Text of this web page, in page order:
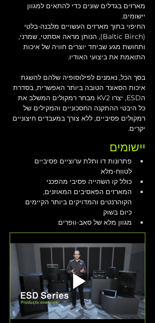
מארזים בגדלים שונים כדי להתאים למגוון
יישומים.
החיפוי בתוך מארזים העשויים מלבנה-בלטי
(Baltic Birch), הנותן מראה אסתטי, שמרני,
ותחושת מגע שביחד יוצרים חוויה של איכות
התואמת את ביצועי האודיו.
בסך הכל, נאמנים לפילוסופיה שלהם להשגת
איכות הסאונד הטובה ביותר האפשרית, בסדרת
הESD, יצרו KV2 מבחר רמקולים המשלב את
כל היבטי ההתקנה החסכוניים והמקילים של
רמקולים פסיביים, ללא צורך במעבדים חיצוניים
יקרים.
יישומים
פתרונות דו ותלת ערוציים פסיביים
לטווח-מלא
כולל קו השהייה פסיבי מהפכני
המארזים הפאסיבים המאוזנים,
הקוהרנטים והמדויקים ביותר הקיימים
כיום בשוק
מגוון מלא של סאב-וופרים